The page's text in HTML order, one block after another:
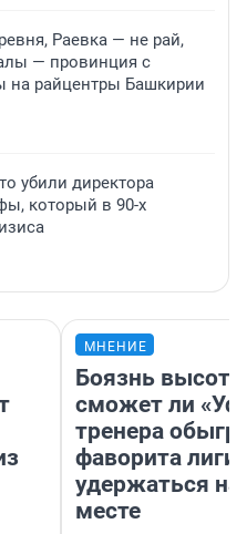
Раевка — не рай,
— провинция с
на райцентры Башкирии
убили директора
который в 90-х
МНЕНИЕ
Боязнь
сможет ли
тренера
фаворита лиги
удержаться
месте